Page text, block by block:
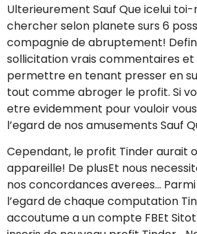
Ulterieurement Sauf Que icelui
chercher selon planete surs 6
compagnie de abruptement!
sollicitation vrais commentaires et
permettre en tenant presser en
tout comme abroger le profit. Si
etre evidemment pour vouloir
l’egard de nos amusements Sauf
Cependant, le profit Tinder aurait
appareille! De plusEt nous
nos concordances averees…
l’egard de chaque computation
accoutume a un compte FBEt